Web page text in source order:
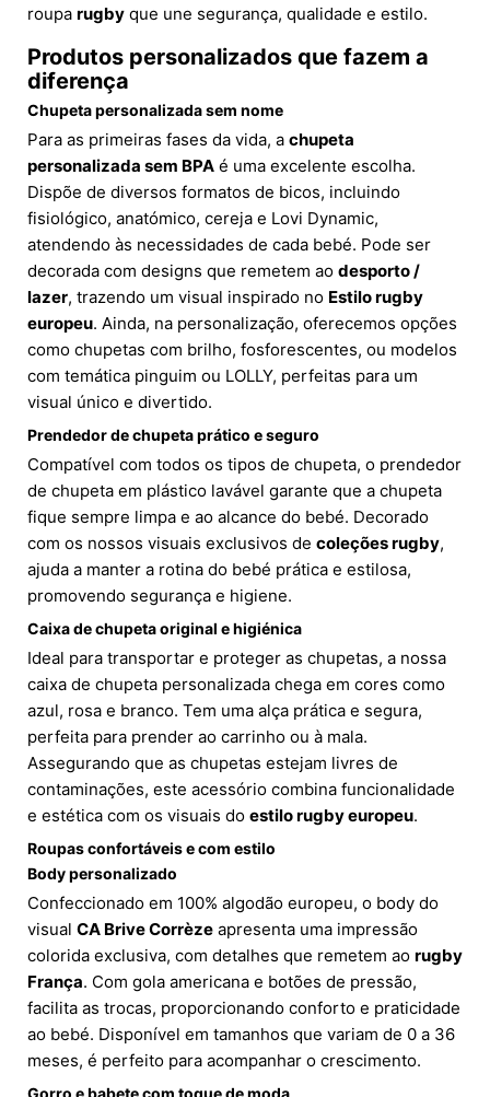
roupa rugby que une segurança, qualidade e estilo.
Produtos personalizados que fazem a
diferença
Chupeta personalizada sem nome
Para as primeiras fases da vida, a chupeta
personalizada sem BPA é uma excelente escolha.
Dispõe de diversos formatos de bicos, incluindo
fisiológico, anatómico, cereja e Lovi Dynamic,
atendendo às necessidades de cada bebé. Pode ser
decorada com designs que remetem ao desporto /
lazer, trazendo um visual inspirado no Estilo rugby
europeu. Ainda, na personalização, oferecemos opções
como chupetas com brilho, fosforescentes, ou modelos
com temática pinguim ou LOLLY, perfeitas para um
visual único e divertido.
Prendedor de chupeta prático e seguro
Compatível com todos os tipos de chupeta, o prendedor
de chupeta em plástico lavável garante que a chupeta
fique sempre limpa e ao alcance do bebé. Decorado
com os nossos visuais exclusivos de coleções rugby,
ajuda a manter a rotina do bebé prática e estilosa,
promovendo segurança e higiene.
Caixa de chupeta original e higiénica
Ideal para transportar e proteger as chupetas, a nossa
caixa de chupeta personalizada chega em cores como
azul, rosa e branco. Tem uma alça prática e segura,
perfeita para prender ao carrinho ou à mala.
Assegurando que as chupetas estejam livres de
contaminações, este acessório combina funcionalidade
e estética com os visuais do estilo rugby europeu.
Roupas confortáveis e com estilo
Body personalizado
Confeccionado em 100% algodão europeu, o body do
visual CA Brive Corrèze apresenta uma impressão
colorida exclusiva, com detalhes que remetem ao rugby
França. Com gola americana e botões de pressão,
facilita as trocas, proporcionando conforto e praticidade
ao bebé. Disponível em tamanhos que variam de 0 a 36
meses, é perfeito para acompanhar o crescimento.